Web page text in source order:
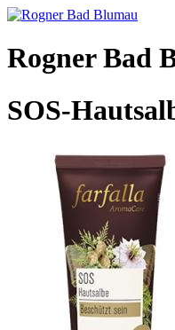
Rogner Bad
SOS-